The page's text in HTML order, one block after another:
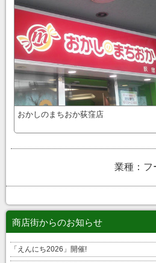
おかしのまちおか荻窪店
業種：フ
商店街からのお知らせ
「えんにち2026」開催!